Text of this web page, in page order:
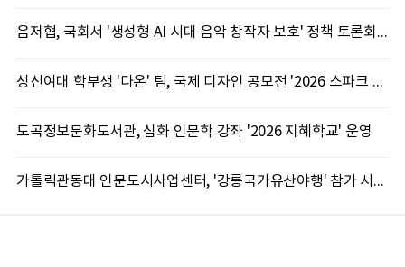
음저협, 국회서 '생성형 AI 시대 음악 창작자 보호' 정책 토론회 10일 개최
성신여대 학부생 '다온' 팀, 국제 디자인 공모전 '2026 스파크 어워드' 동상 수상
도곡정보문화도서관, 심화 인문학 강좌 '2026 지혜학교' 운영
가톨릭관동대 인문도시사업센터, '강릉국가유산야행' 참가 시민 15명 모집